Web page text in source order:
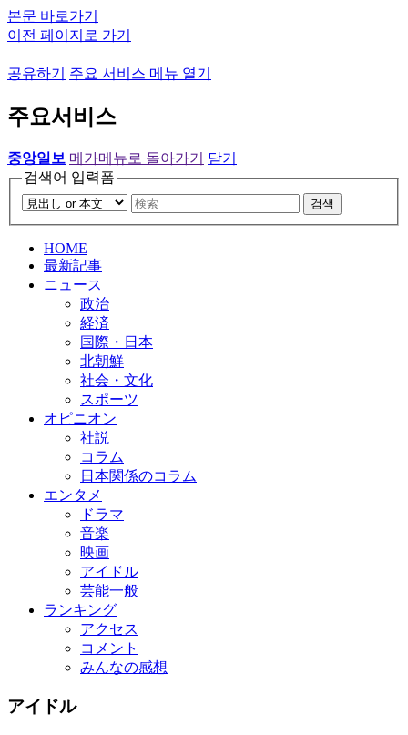
본문 바로가기
이전 페이지로 가기
공유하기 주요 서비스 메뉴 열기
주요서비스
중앙일보 메가메뉴로 돌아가기
닫기
검색어 입력폼
검색
HOME
最新記事
ニュース
政治
経済
国際・日本
北朝鮮
社会・文化
スポーツ
オピニオン
社説
コラム
日本関係のコラム
エンタメ
ドラマ
音楽
映画
アイドル
芸能一般
ランキング
アクセス
コメント
みんなの感想
アイドル